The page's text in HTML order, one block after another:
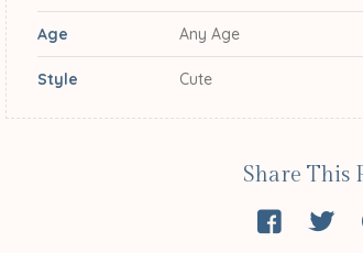
Age Any Age
Style Cute
Share This